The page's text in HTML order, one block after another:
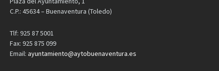
C.P.: 45634 – Buenaventura (Toledo)
Tlf: 925 87 5001
Fax: 925 875 099
Email: ayuntamiento@aytobuenaventura.es